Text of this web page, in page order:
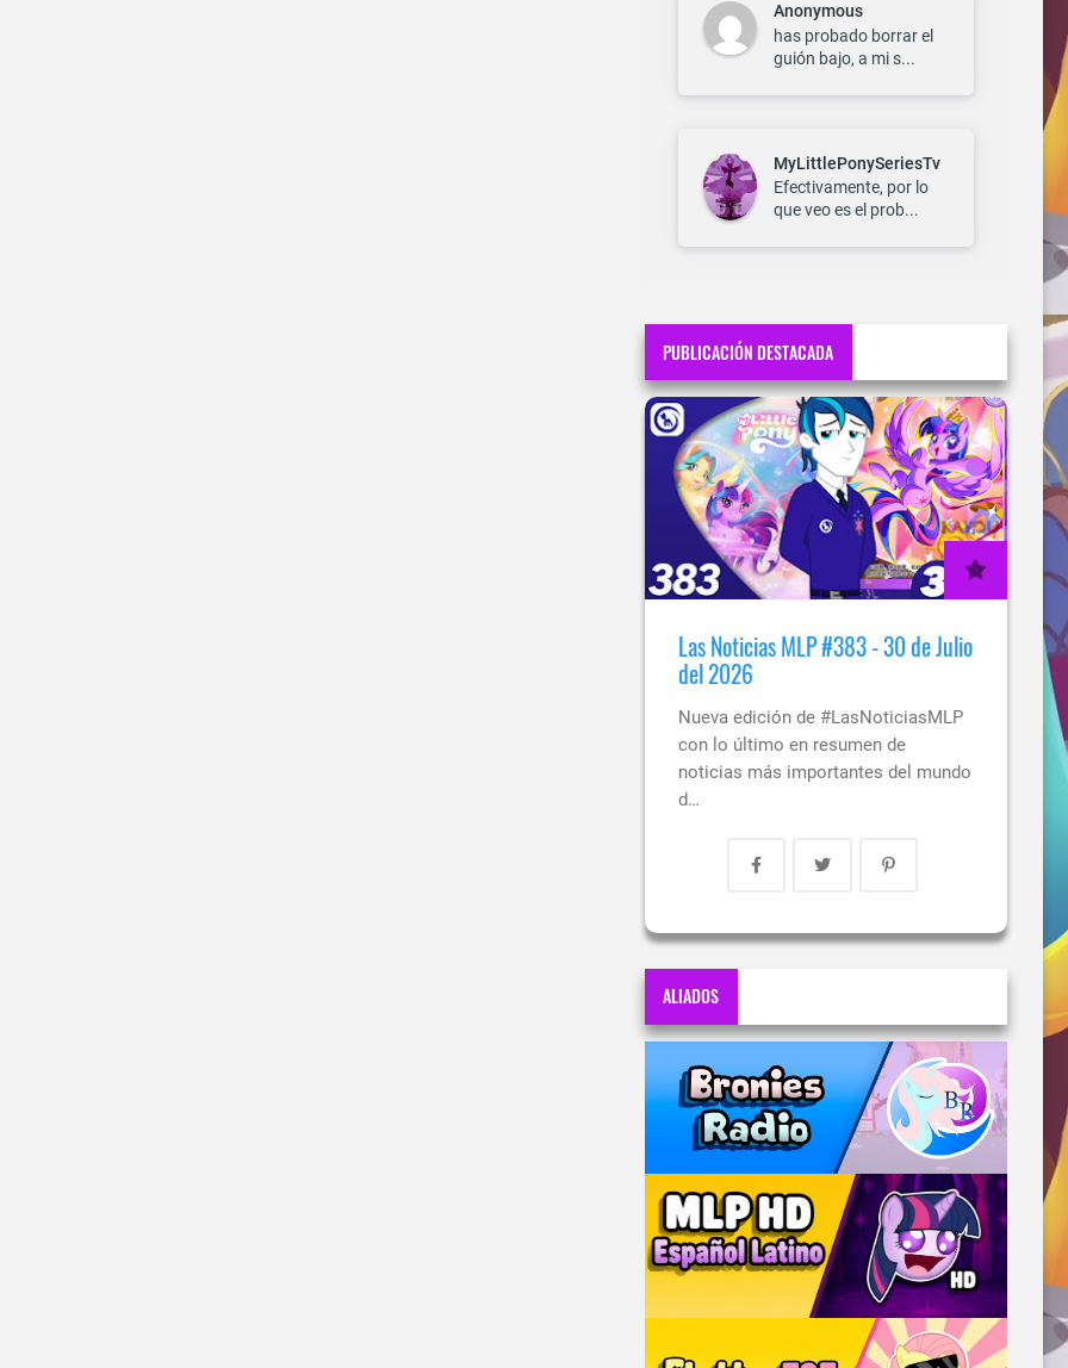
Anonymous
has probado borrar el
guión bajo, a mi s...
MyLittlePonySeriesTv
Efectivamente, por lo
que veo es el prob...
PUBLICACIÓN DESTACADA
Las Noticias MLP #383 - 30 de Julio
del 2026
Nueva edición de #LasNoticiasMLP
con lo último en resumen de
noticias más importantes del mundo
d…
ALIADOS